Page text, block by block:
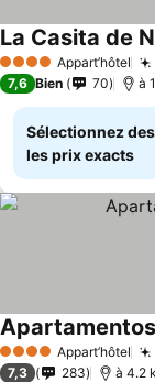
4 Étoiles Appart’hôtel
La Casita de
7,6 Bien 70 à
Sélectionnez
les prix exacts
4 Étoiles Appart’hôtel
7,3 283 à 4.2